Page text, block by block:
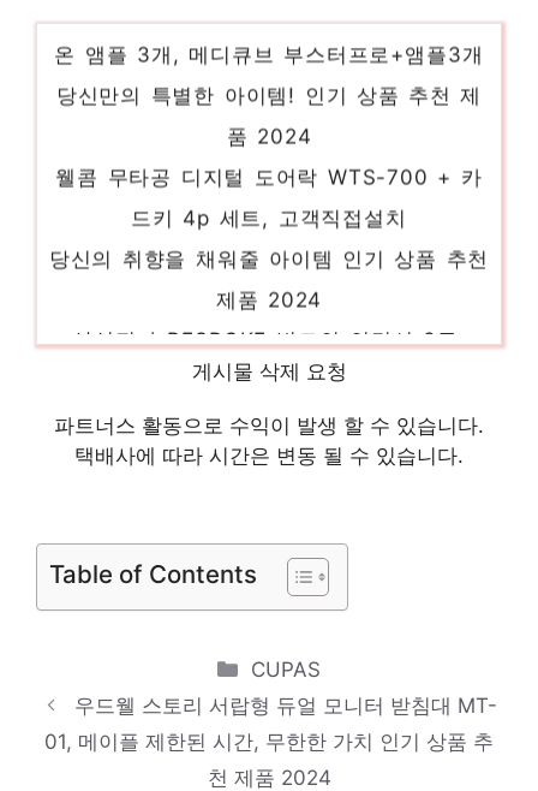
온 앰플 3개, 메디큐브 부스터프로+앰플3개
당신만의 특별한 아이템! 인기 상품 추천 제
품 2024
웰콤 무타공 디지털 도어락 WTS-700 + 카
드키 4p 세트, 고객직접설치
당신의 취향을 채워줄 아이템 인기 상품 추천
제품 2024
삼성전자 BESPOKE 빌트인 인덕션 3구,
NZ63B6507XF(글램 화이트)
추천 제품 2024
제한된 시간, 무한한 가치 인기 상품 추천 제
품 2024
하이얼 미니냉장고, 화이트, HRT48MDW
당신만을 위한 특별한 세트 인기 상품 추천
제품 2024
삼성전자 그랑데 건조기 DV17T8520BV
게시물 삭제 요청
파트너스 활동으로 수익이 발생 할 수 있습니다.
택배사에 따라 시간은 변동 될 수 있습니다.
Table of Contents
Categories
CUPAS
우드웰 스토리 서랍형 듀얼 모니터 받침대 MT-
01, 메이플 제한된 시간, 무한한 가치 인기 상품 추
천 제품 2024